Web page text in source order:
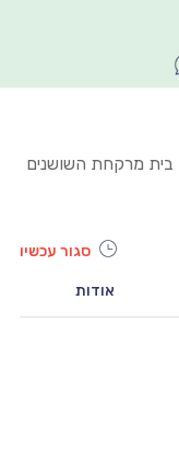
בית מרקחת השושנים
סגור עכשיו
אודות